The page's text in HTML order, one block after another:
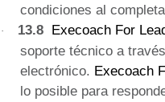
condiciones al
· 13.8 Execoach For
soporte técnico a
electrónico. Execoach
lo posible para